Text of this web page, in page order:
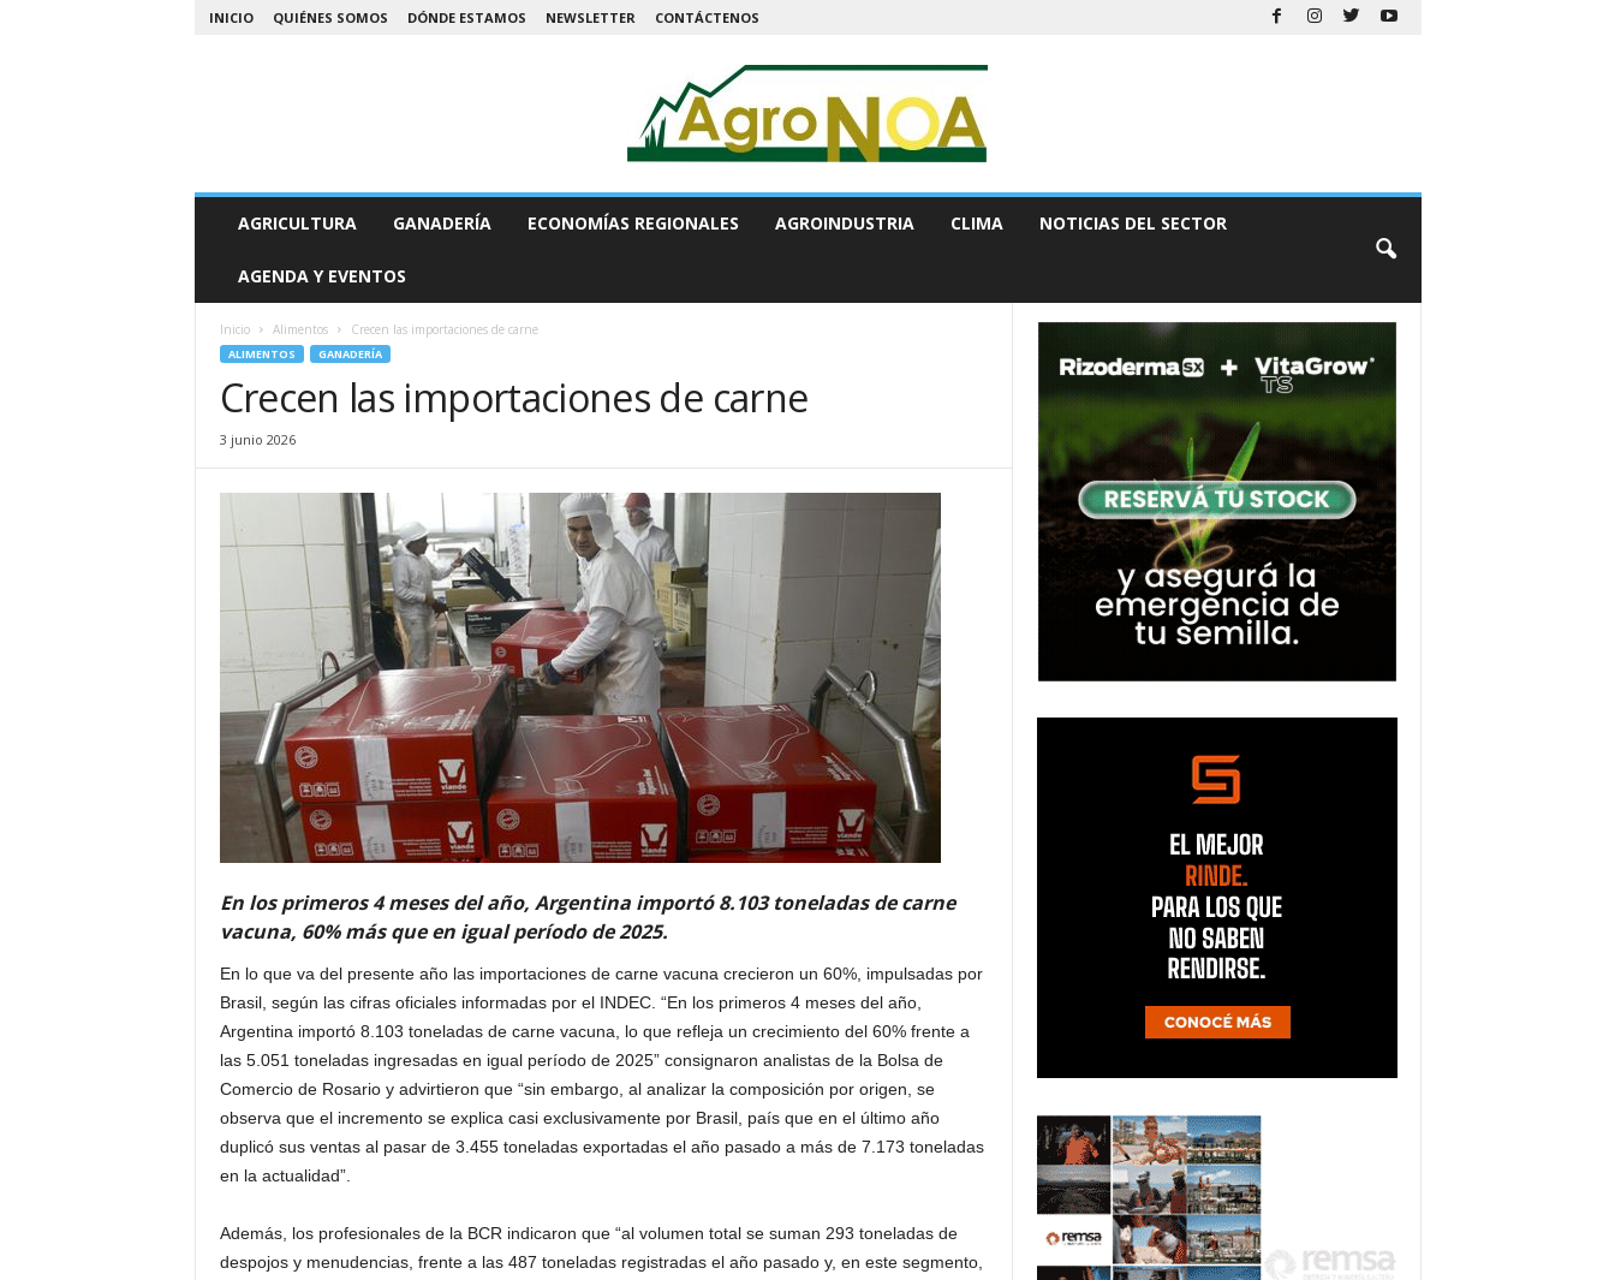
INICIO QUIÉNES SOMOS DÓNDE ESTAMOS NEWSLETTER CONTÁCTENOS
N
AGRICULTURA GANADERÍA ECONOMÍAS REGIONALES AGROINDUSTRIA CLIMA NOTICIAS DEL SECTOR
AGENDA Y EVENTOS
Inicio Alimentos Crecen las importaciones de carne
ALIMENTOS GANADERÍA
Crecen las importaciones de carne
3 junio 2026
En los primeros 4 meses del año, Argentina importó 8.103 toneladas de carne
vacuna, 60% más que en igual período de 2025.
En lo que va del presente año las importaciones de carne vacuna crecieron un 60%, impulsadas por
Brasil, según las cifras oficiales informadas por el INDEC. “En los primeros 4 meses del año,
Argentina importó 8.103 toneladas de carne vacuna, lo que refleja un crecimiento del 60% frente a
las 5.051 toneladas ingresadas en igual período de 2025” consignaron analistas de la Bolsa de
Comercio de Rosario y advirtieron que “sin embargo, al analizar la composición por origen, se
observa que el incremento se explica casi exclusivamente por Brasil, país que en el último año
duplicó sus ventas al pasar de 3.455 toneladas exportadas el año pasado a más de 7.173 toneladas
en la actualidad”.
Además, los profesionales de la BCR indicaron que “al volumen total se suman 293 toneladas de
despojos y menudencias, frente a las 487 toneladas registradas el año pasado y, en este segmento,